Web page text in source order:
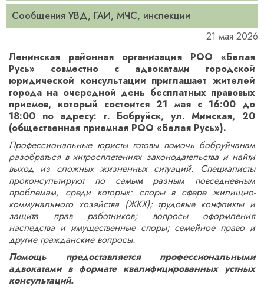
Сообщения УВД, ГАИ, МЧС, инспекции
21 мая 2026
Ленинская районная организация РОО «Белая
Русь» совместно с адвокатами городской
юридической консультации приглашает жителей
города на очередной день бесплатных правовых
приемов, который состоится 21 мая с 16:00 до
18:00 по адресу: г. Бобруйск, ул. Минская, 20
(общественная приемная РОО «Белая Русь»).
Профессиональные юристы готовы помочь бобруйчанам
разобраться в хитросплетениях законодательства и найти
выход из сложных жизненных ситуаций. Специалисты
проконсультируют по самым разным повседневным
проблемам, среди которых: споры в сфере жилищно-
коммунального хозяйства (ЖКХ); трудовые конфликты и
защита прав работников; вопросы оформления
наследства и имущественные споры; семейное право и
другие гражданские вопросы.
Помощь предоставляется профессиональными
адвокатами в формате квалифицированных устных
консультаций.